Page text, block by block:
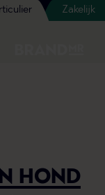
Zakelijk
HOND